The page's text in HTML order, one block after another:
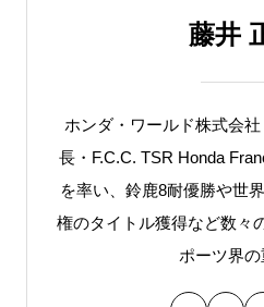
藤井
ホンダ・ワールド株式会
長・F.C.C. TSR Honda
を率い、鈴鹿8耐優勝や世
権のタイトル獲得など数々
ポーツ界の